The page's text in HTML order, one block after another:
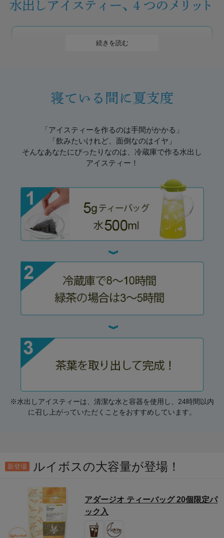
続きを読む
カフェイン控えめ
出にくいので、ごくごく飲みたい時にも安心で
とにかく簡単
夜寝る前に水と茶葉を仕込んでおけば、朝には出
ムダウンもおきにくく、透明感のあるアイスティ
ーが手軽に作れます。
※クリームダウンとは、紅茶のアイスティーを作る際に
カフェインとタンニンが結合して白く濁ること。品質や
風味に問題はありません。
マイルドでおいしい
茶葉本来の風味を存分に楽しめるのが手作りの魅
マイボトルでエコ
手作りのお茶をマイボトルで持ち歩けば、ペット
せてお財布にもやさしい！
「アイスティーを作るのは手間がかかる」
「飲みたいけれど、面倒なのはイヤ」
そんなあなたにぴったりなのは、冷蔵庫で作る水出し
アイスティー！
※水出しアイスティーは、清潔な水と容器を使用し、24時間以内
に召し上がっていただくことをおすすめしています。
新登場 ルイボスの大容量が登場！
アダージオ ティーバッグ 20個限定パ
ック入